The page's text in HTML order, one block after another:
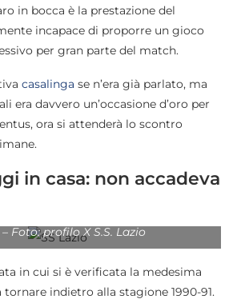
in bocca è la prestazione del
incapace di proporre un gioco
per gran parte del match.
casalinga se n’era già parlato, ma
era davvero un’occasione d’oro per
ora si attenderà lo scontro
in casa: non accadeva
Foto: profilo X S.S. Lazio
in cui si è verificata la medesima
indietro alla stagione 1990-91.